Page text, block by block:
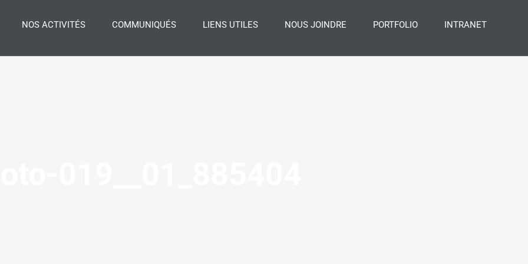
NOS ACTIVITÉS COMMUNIQUÉS LIENS UTILES NOUS JOINDRE PORTFOLIO INTRANET